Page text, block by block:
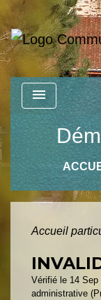
menu
Accueil
Vérifié le 14 Sep
administrative